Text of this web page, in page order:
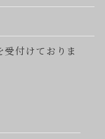
付けておりま